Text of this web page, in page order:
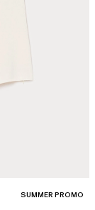
KATEGORIE:
SUMMER PROMO